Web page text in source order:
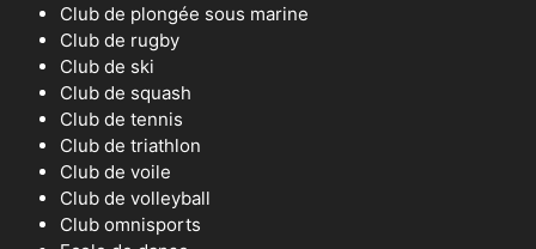
Club de plongée sous marine
Club de rugby
Club de ski
Club de squash
Club de tennis
Club de triathlon
Club de voile
Club de volleyball
Club omnisports